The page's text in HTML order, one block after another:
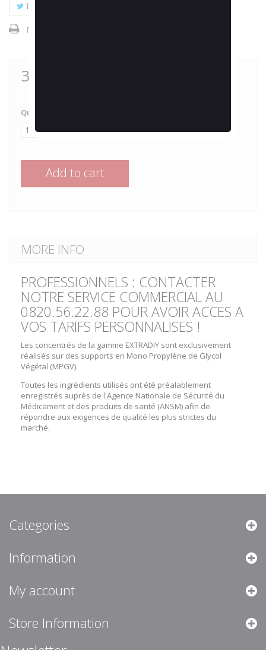
Tweet
Print
3,90 €
Quantity
Add to cart
MORE INFO
PROFESSIONNELS : CONTACTER
NOTRE SERVICE COMMERCIAL AU
0820.56.22.88 POUR AVOIR ACCES A
VOS TARIFS PERSONNALISES !
Les concentrés de la gamme EXTRADIY sont exclusivement
réalisés sur des supports en Mono Propylène de Glycol
Végétal (MPGV).
Toutes les ingrédients utilisés ont été préalablement
enregistrés auprès de l'Agence Nationale de Sécurité du
Médicament et des produits de santé (ANSM) afin de
répondre aux exigences de qualité les plus strictes du
marché.
Categories
Information
My account
Store Information